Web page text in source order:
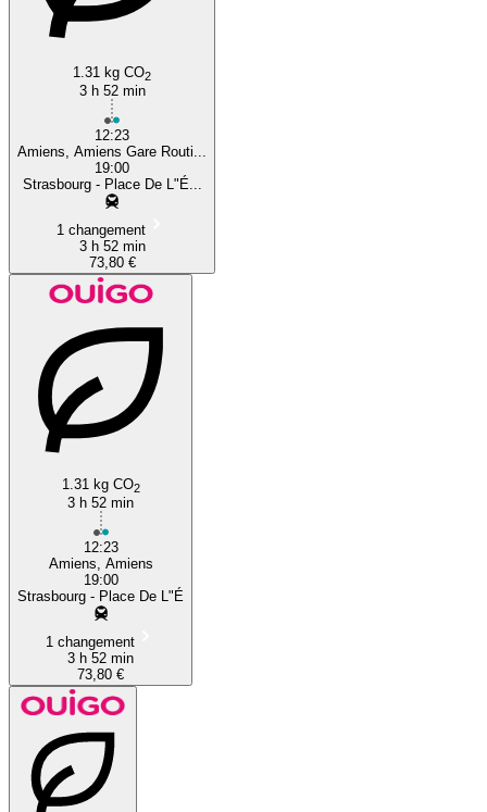
1.31 kg CO2
3 h 52 min
12:23
Amiens, Amiens Gare Routi...
19:00
Strasbourg - Place De L"É...
1 changement
3 h 52 min
73,80 €
1.31 kg CO2
3 h 52 min
12:23
Amiens, Amiens
19:00
Strasbourg - Place De L"É
1 changement
3 h 52 min
73,80 €